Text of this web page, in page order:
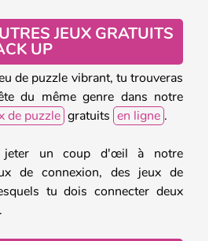
JEUX GRATUITS
UP
de puzzle vibrant, tu trouveras
du même genre dans notre
de puzzle gratuits en ligne .
jeter un coup d'œil à notre
de connexion, des jeux de
tu dois connecter deux